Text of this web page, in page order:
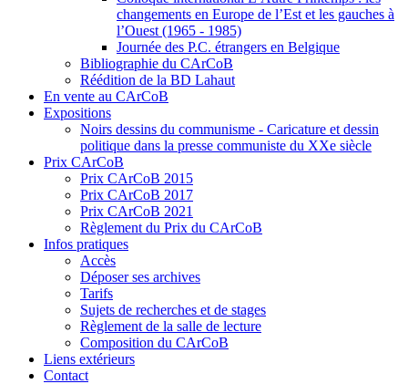
changements en Europe de l’Est et les gauches à
l’Ouest (1965 - 1985)
Journée des P.C. étrangers en Belgique
Bibliographie du CArCoB
Réédition de la BD Lahaut
En vente au CArCoB
Expositions
Noirs dessins du communisme - Caricature et dessin
politique dans la presse communiste du XXe siècle
Prix CArCoB
Prix CArCoB 2015
Prix CArCoB 2017
Prix CArCoB 2021
Règlement du Prix du CArCoB
Infos pratiques
Accès
Déposer ses archives
Tarifs
Sujets de recherches et de stages
Règlement de la salle de lecture
Composition du CArCoB
Liens extérieurs
Contact